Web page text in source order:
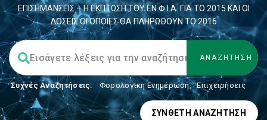
ΕΠΙΣΗΜΑΝΣΕΙΣ – Η ΕΚΠΤΩΣΗ ΤΟΥ ΕΝ.Φ.Ι.Α. ΓΙΑ ΤΟ 2015 ΚΑΙ ΟΙ
ΔΟΣΕΙΣ ΟΙ ΟΠΟΙΕΣ ΘΑ ΠΛΗΡΩΘΟΥΝ ΤΟ 2016
Συχνές Αναζητήσεις: Φορολογικη Ενημέρωση, Επιχειρήσεις
ΣΎΝΘΕΤΗ ΑΝΑΖΉΤΗΣΗ